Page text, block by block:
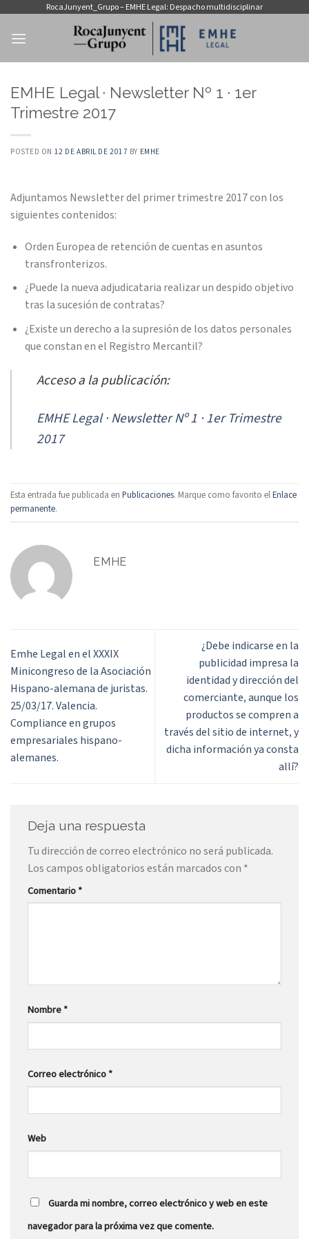
contenido
RocaJunyent_Grupo – EMHE Legal: Despacho multidisciplinar
EMHE Legal · Newsletter Nº 1 · 1er
Trimestre 2017
POSTED ON 12 DE ABRIL DE 2017 BY EMHE
Adjuntamos Newsletter del primer trimestre 2017 con los
siguientes contenidos:
Orden Europea de retención de cuentas en asuntos
transfronterizos.
¿Puede la nueva adjudicataria realizar un despido objetivo
tras la sucesión de contratas?
¿Existe un derecho a la supresión de los datos personales
que constan en el Registro Mercantil?
Acceso a la publicación:
EMHE Legal · Newsletter Nº 1 · 1er Trimestre
2017
Esta entrada fue publicada en Publicaciones. Marque como favorito elEnlace
permanente.
EMHE
Emhe Legal en el XXXIX
Minicongreso de la Asociación
Hispano-alemana de juristas.
25/03/17. Valencia.
Compliance en grupos
empresariales hispano-
alemanes.
¿Debe indicarse en la
publicidad impresa la
identidad y dirección del
comerciante, aunque los
productos se compren a
través del sitio de internet, y
dicha información ya consta
allí?
Deja una respuesta
Tu dirección de correo electrónico no será publicada.
Los campos obligatorios están marcados con *
Comentario*
Nombre*
Correo electrónico*
Web
Guarda mi nombre, correo electrónico y web en este
navegador para la próxima vez que comente.